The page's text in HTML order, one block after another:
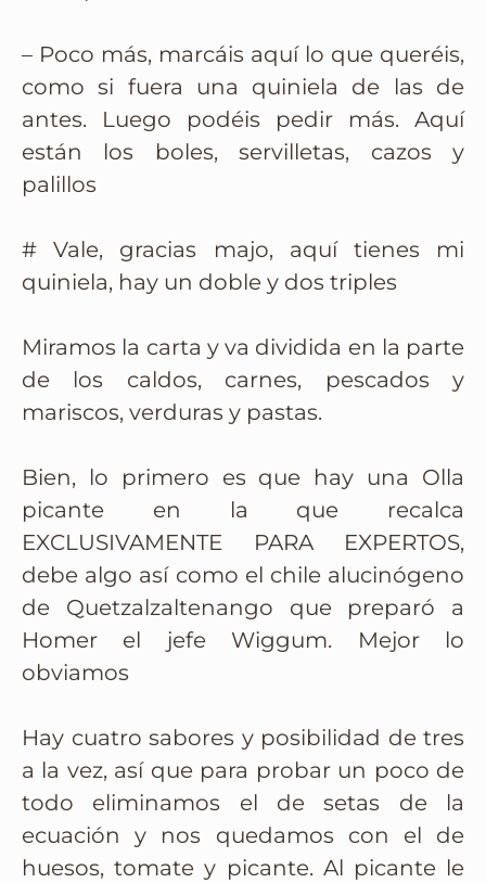
– Poco más, marcáis aquí lo que queréis,
como si fuera una quiniela de las de
antes. Luego podéis pedir más. Aquí
están los boles, servilletas, cazos y
palillos
# Vale, gracias majo, aquí tienes mi
quiniela, hay un doble y dos triples
Miramos la carta y va dividida en la parte
de los caldos, carnes, pescados y
mariscos, verduras y pastas.
Bien, lo primero es que hay una Olla
picante en la que recalca
EXCLUSIVAMENTE PARA EXPERTOS,
debe algo así como el chile alucinógeno
de Quetzalzaltenango que preparó a
Homer el jefe Wiggum. Mejor lo
obviamos
Hay cuatro sabores y posibilidad de tres
a la vez, así que para probar un poco de
todo eliminamos el de setas de la
ecuación y nos quedamos con el de
huesos, tomate y picante. Al picante le